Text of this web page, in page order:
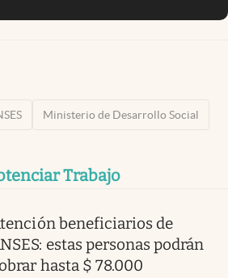
Ministerio de Desarrollo Social
Trabajo
beneficiarios de
estas personas podrán
hasta $ 78.000